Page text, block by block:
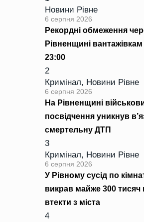
Новини Рівне
6 серпня 2026
Рекордні обмеження
Рівненщині
23:00
2
Кримінал, Новини Рівне
6 серпня 2026
На Рівненщині
посвідчення уникнув
смертельну ДТП
3
Кримінал, Новини Рівне
6 серпня 2026
У Рівному сусід по
викрав майже 300 тисяч
втекти з міста
4